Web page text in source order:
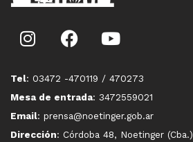
Tel: 03472 -470119 / 470273
Mesa de entrada: 3472559021
Email: prensa@noetinger.gob.ar
Dirección: Córdoba 48, Noetinger (Cba.)